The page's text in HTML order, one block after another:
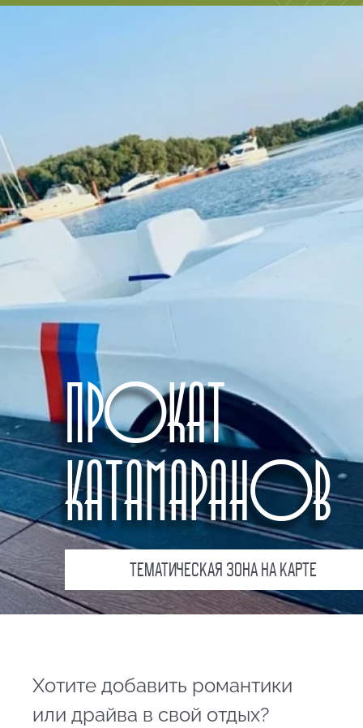
ПРОКАТ
КАТАМАРАНОВ
ТЕМАТИЧЕСКАЯ ЗОНА НА КАРТЕ
Хотите добавить романтики
или драйва в свой отдых?